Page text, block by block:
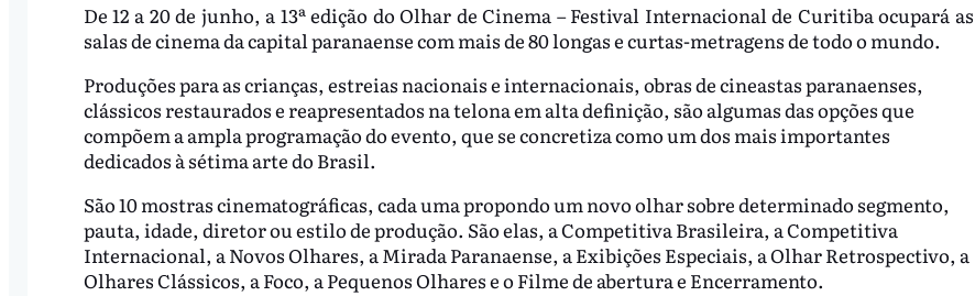
De 12 a 20 de junho, a 13ª edição do Olhar de Cinema – Festival Internacional de Curitiba ocupará as
salas de cinema da capital paranaense com mais de 80 longas e curtas-metragens de todo o mundo.
Produções para as crianças, estreias nacionais e internacionais, obras de cineastas paranaenses,
clássicos restaurados e reapresentados na telona em alta definição, são algumas das opções que
compõem a ampla programação do evento, que se concretiza como um dos mais importantes
dedicados à sétima arte do Brasil.
São 10 mostras cinematográficas, cada uma propondo um novo olhar sobre determinado segmento,
pauta, idade, diretor ou estilo de produção. São elas, a Competitiva Brasileira, a Competitiva
Internacional, a Novos Olhares, a Mirada Paranaense, a Exibições Especiais, a Olhar Retrospectivo, a
Olhares Clássicos, a Foco, a Pequenos Olhares e o Filme de abertura e Encerramento.